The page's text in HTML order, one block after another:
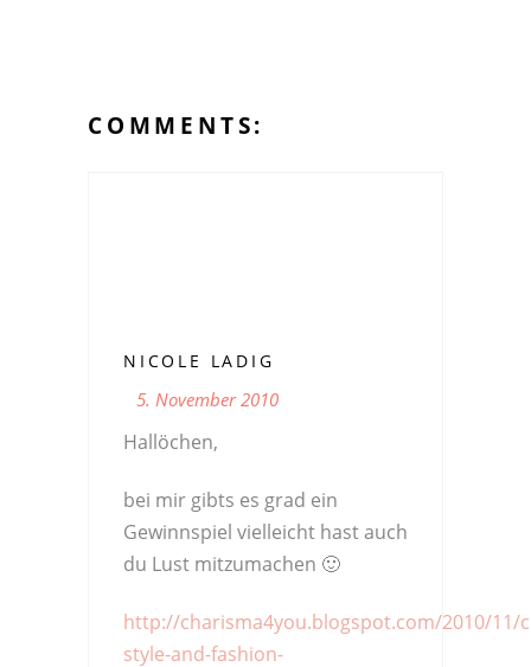
COMMENTS:
NICOLE LADIG
5. November 2010
Hallöchen,
bei mir gibts es grad ein
Gewinnspiel vielleicht hast auch
du Lust mitzumachen 🙂
http://charisma4you.blogspot.com/2010/11/
style-and-fashion-